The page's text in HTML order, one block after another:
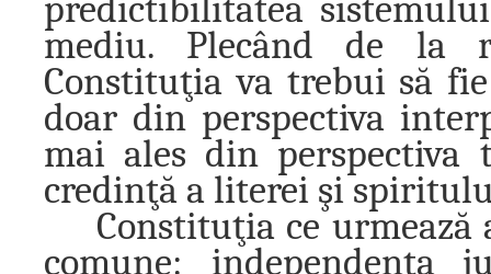
predictibilitatea
mediu. Plecând de la
Constituţia va trebui să
doar din perspectiva
mai ales din perspectiva
credinţă a literei şi
Constituţia ce
comune: independenţa